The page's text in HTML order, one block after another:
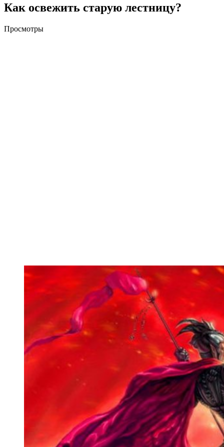
Как освежить старую лестницу?
Просмотры